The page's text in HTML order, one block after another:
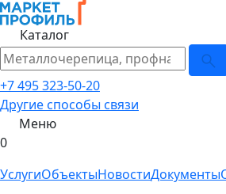
Каталог
+7 495 323-50-20
Другие способы связи
Меню
0
УслугиОбъектыНовостиДокументы